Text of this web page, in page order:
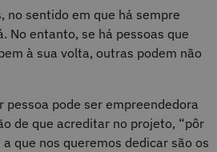
no sentido em que há sempre
No entanto, se há pessoas que
à sua volta, outras podem não
pode ser empreendedora
de que acreditar no projeto, “pôr
que nos queremos dedicar são os